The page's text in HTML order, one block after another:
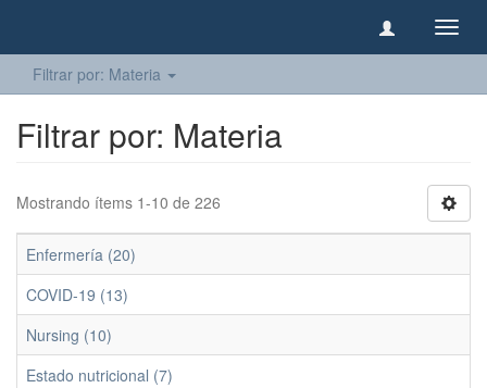
Filtrar por: Materia
Filtrar por: Materia
Mostrando ítems 1-10 de 226
Enfermería (20)
COVID-19 (13)
Nursing (10)
Estado nutricional (7)